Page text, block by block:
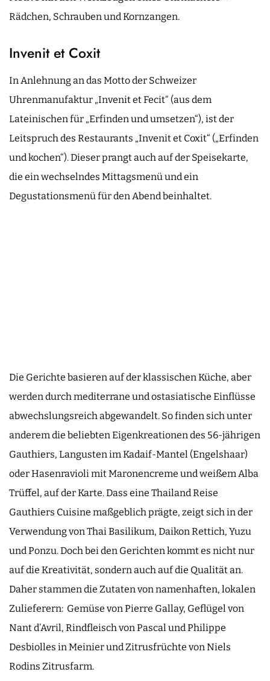
Rädchen, Schrauben und Kornzangen.
Invenit et Coxit
In Anlehnung an das Motto der Schweizer
Uhrenmanufaktur „Invenit et Fecit“ (aus dem
Lateinischen für „Erfinden und umsetzen“), ist der
Leitspruch des Restaurants „Invenit et Coxit“ („Erfinden
und kochen“). Dieser prangt auch auf der Speisekarte,
die ein wechselndes Mittagsmenü und ein
Degustationsmenü für den Abend beinhaltet.
Die Gerichte basieren auf der klassischen Küche, aber
werden durch mediterrane und ostasiatische Einflüsse
abwechslungsreich abgewandelt. So finden sich unter
anderem die beliebten Eigenkreationen des 56-jährigen
Gauthiers, Langusten im Kadaif-Mantel (Engelshaar)
oder Hasenravioli mit Maronencreme und weißem Alba
Trüffel, auf der Karte. Dass eine Thailand Reise
Gauthiers Cuisine maßgeblich prägte, zeigt sich in der
Verwendung von Thai Basilikum, Daikon Rettich, Yuzu
und Ponzu. Doch bei den Gerichten kommt es nicht nur
auf die Kreativität, sondern auch auf die Qualität an.
Daher stammen die Zutaten von namenhaften, lokalen
Zulieferern: Gemüse von Pierre Gallay, Geflügel von
Nant d’Avril, Rindfleisch von Pascal und Philippe
Desbiolles in Meinier und Zitrusfrüchte von Niels
Rodins Zitrusfarm.